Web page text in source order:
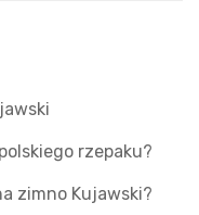
rzepaku?
zimno Kujawski?